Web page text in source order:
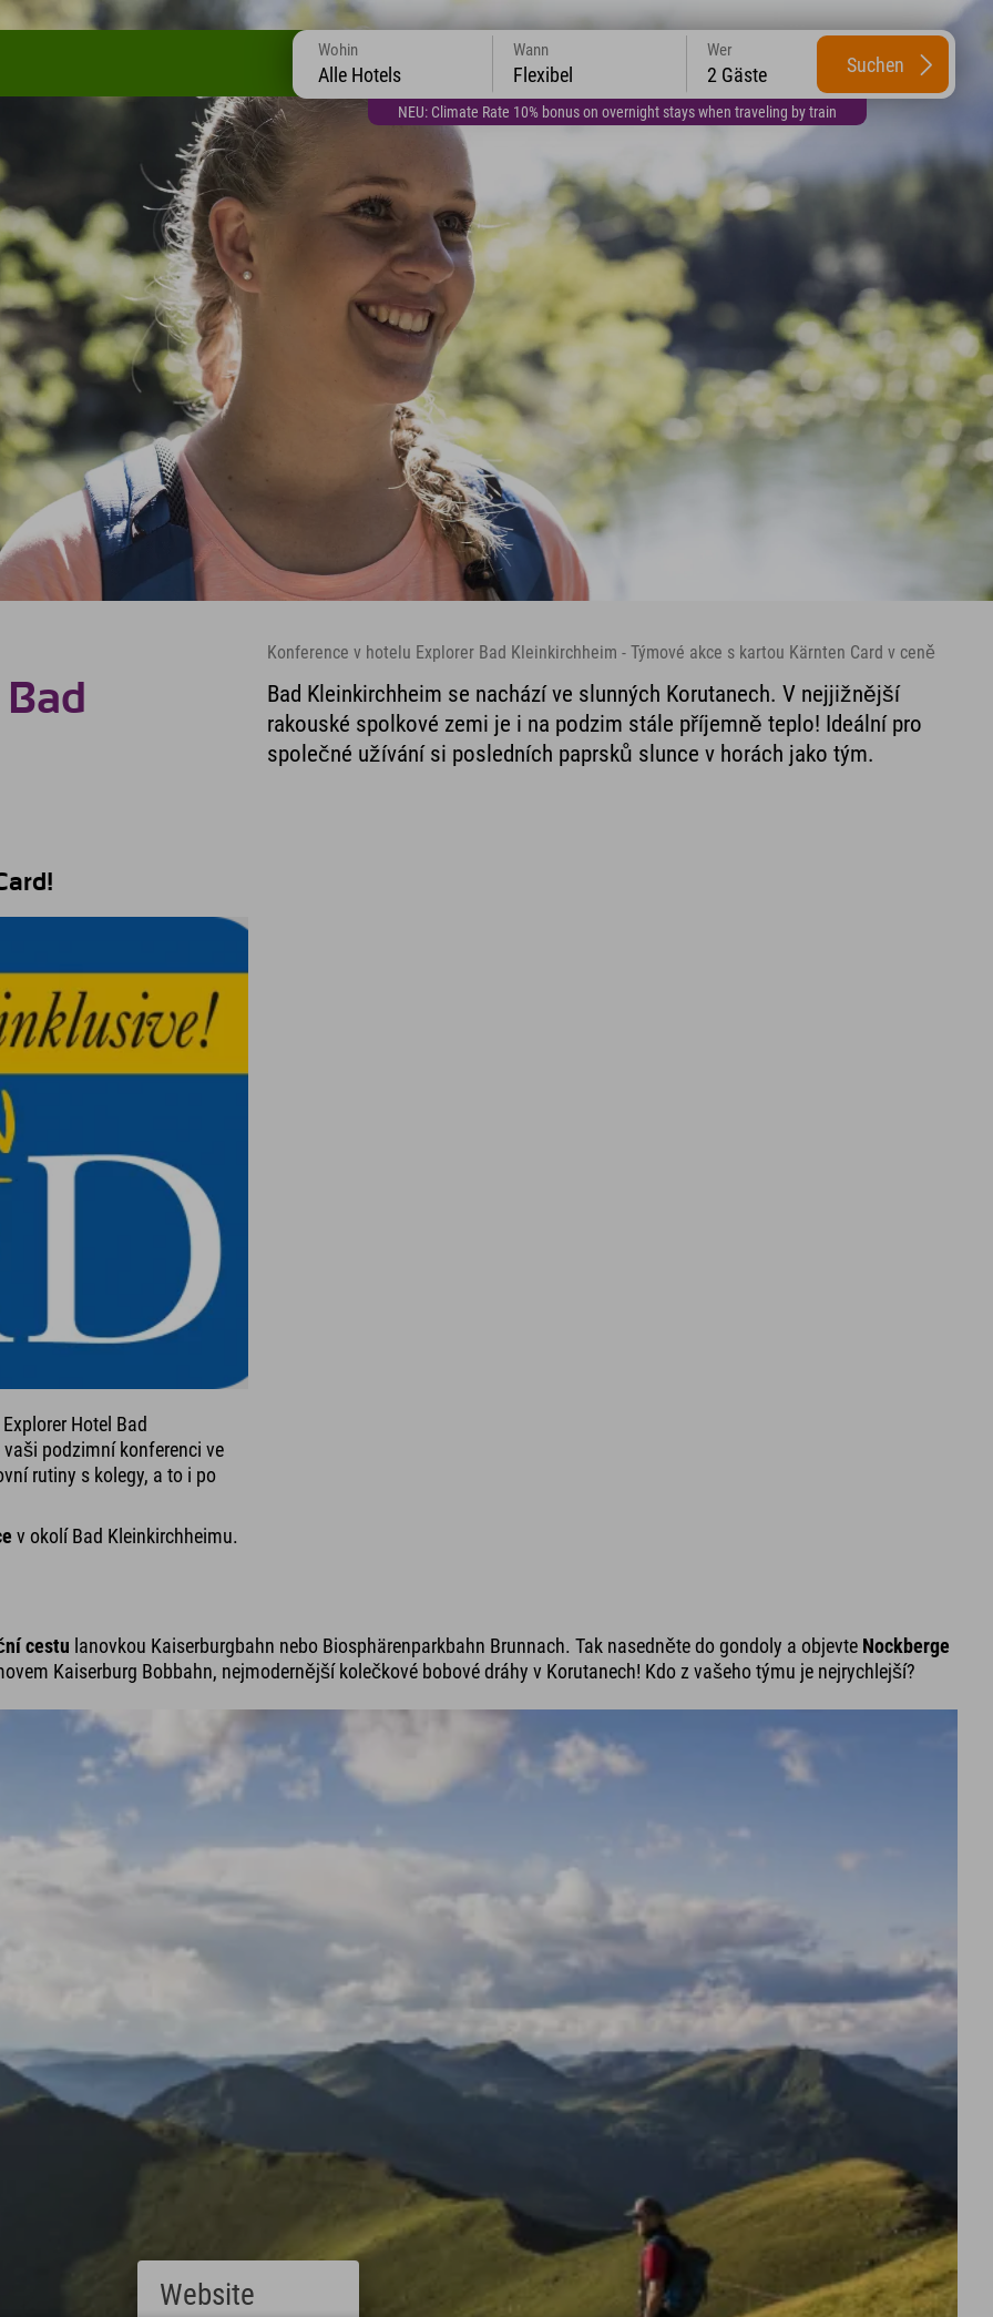
NEU: Climate Rate 10% bonus on overnight stays when traveling by train
Wohin
Alle Hotels
Wann
Flexibel
Wer
2 Gäste Suchen
Konference v hotelu Explorer Bad Kleinkirchheim - Týmové akce s kartou Kärnten Card v ceně
Bad Kleinkirchheim se nachází ve slunných Korutanech. V nejjižnější
rakouské spolkové zemi je i na podzim stále příjemně teplo! Ideální pro
společné užívání si posledních paprsků slunce v horách jako tým.
Hotel Bad
vaši podzimní konferenci ve
rutiny s kolegy, a to i po
v okolí Bad Kleinkirchheimu.
cestu lanovkou Kaiserburgbahn nebo Biosphärenparkbahn Brunnach. Tak nasedněte do gondoly a objevte Nockberge
Kaiserburg Bobbahn, nejmodernější kolečkové bobové dráhy v Korutanech! Kdo z vašeho týmu je nejrychlejší?
Website